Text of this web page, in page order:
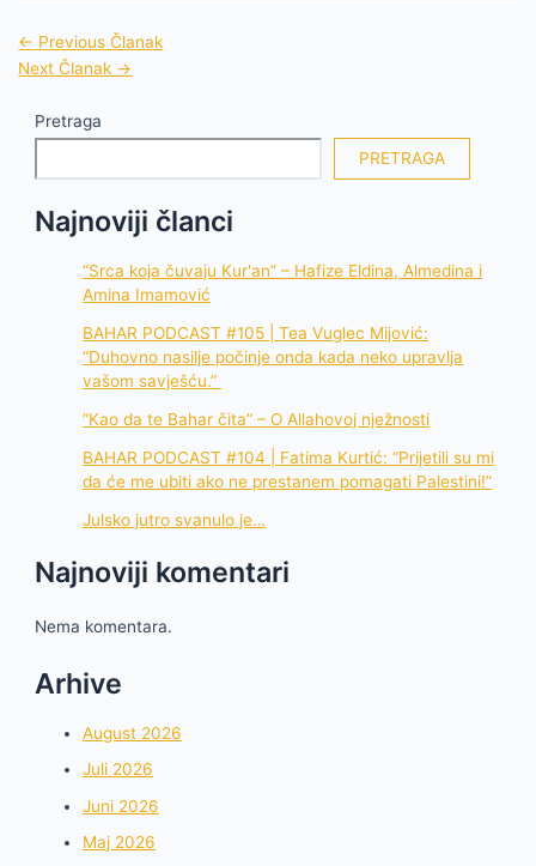
← Previous Članak
Next Članak →
Pretraga
PRETRAGA
Najnoviji članci
“Srca koja čuvaju Kur'an” – Hafize Eldina, Almedina i
Amina Imamović
BAHAR PODCAST #105 | Tea Vuglec Mijović:
“Duhovno nasilje počinje onda kada neko upravlja
vašom savješću.”
“Kao da te Bahar čita” – O Allahovoj nježnosti
BAHAR PODCAST #104 | Fatima Kurtić: “Prijetili su mi
da će me ubiti ako ne prestanem pomagati Palestini!”
Julsko jutro svanulo je…
Najnoviji komentari
Nema komentara.
Arhive
August 2026
Juli 2026
Juni 2026
Maj 2026